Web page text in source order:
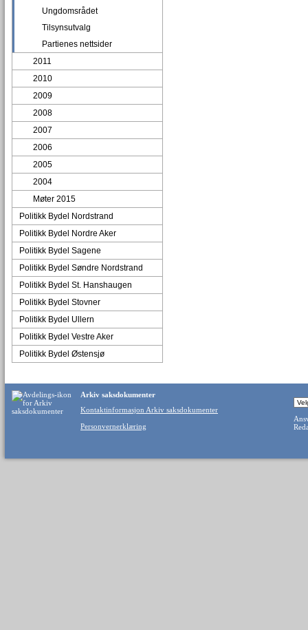
Ungdomsrådet
Tilsynsutvalg
Partienes nettsider
2011
2010
2009
2008
2007
2006
2005
2004
Møter 2015
Politikk Bydel Nordstrand
Politikk Bydel Nordre Aker
Politikk Bydel Sagene
Politikk Bydel Søndre Nordstrand
Politikk Bydel St. Hanshaugen
Politikk Bydel Stovner
Politikk Bydel Ullern
Politikk Bydel Vestre Aker
Politikk Bydel Østensjø
Arkiv saksdokumenter
Kontaktinformasjon Arkiv saksdokumenter
Personvernerklæring